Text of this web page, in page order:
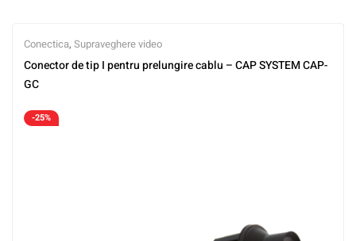
Conectica, Supraveghere video
Conector de tip I pentru prelungire cablu – CAP SYSTEM CAP-
GC
-25%